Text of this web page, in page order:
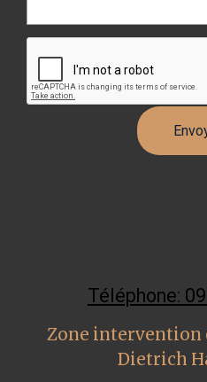
Téléphone:
Zone intervention
Dietrich